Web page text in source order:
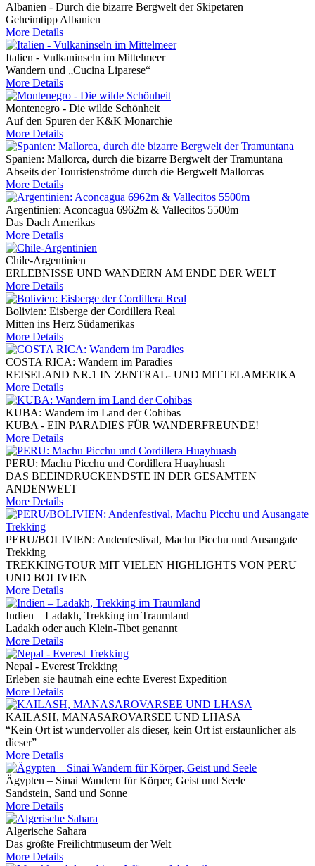
Albanien - Durch die bizarre Bergwelt der Skipetaren
Geheimtipp Albanien
More Details
Italien - Vulkaninseln im Mittelmeer
Wandern und „Cucina Liparese“
More Details
Montenegro - Die wilde Schönheit
Auf den Spuren der K&K Monarchie
More Details
Spanien: Mallorca, durch die bizarre Bergwelt der Tramuntana
Abseits der Touristenströme durch die Bergwelt Mallorcas
More Details
Argentinien: Aconcagua 6962m & Vallecitos 5500m
Das Dach Amerikas
More Details
Chile-Argentinien
ERLEBNISSE UND WANDERN AM ENDE DER WELT
More Details
Bolivien: Eisberge der Cordillera Real
Mitten ins Herz Südamerikas
More Details
COSTA RICA: Wandern im Paradies
REISELAND NR.1 IN ZENTRAL- UND MITTELAMERIKA
More Details
KUBA: Wandern im Land der Cohibas
KUBA - EIN PARADIES FÜR WANDERFREUNDE!
More Details
PERU: Machu Picchu und Cordillera Huayhuash
DAS BEEINDRUCKENDSTE IN DER GESAMTEN
ANDENWELT
More Details
PERU/BOLIVIEN: Andenfestival, Machu Picchu und Ausangate
Trekking
TREKKINGTOUR MIT VIELEN HIGHLIGHTS VON PERU
UND BOLIVIEN
More Details
Indien – Ladakh, Trekking im Traumland
Ladakh oder auch Klein-Tibet genannt
More Details
Nepal - Everest Trekking
Erleben sie hautnah eine echte Everest Expedition
More Details
KAILASH, MANASAROVARSEE UND LHASA
“Kein Ort ist wundervoller als dieser, kein Ort ist erstaunlicher als
dieser”
More Details
Ägypten – Sinai Wandern für Körper, Geist und Seele
Sandstein, Sand und Sonne
More Details
Algerische Sahara
Das größte Freilichtmuseum der Welt
More Details